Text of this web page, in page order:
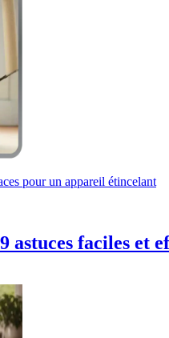
pour un appareil étincelant
faciles et